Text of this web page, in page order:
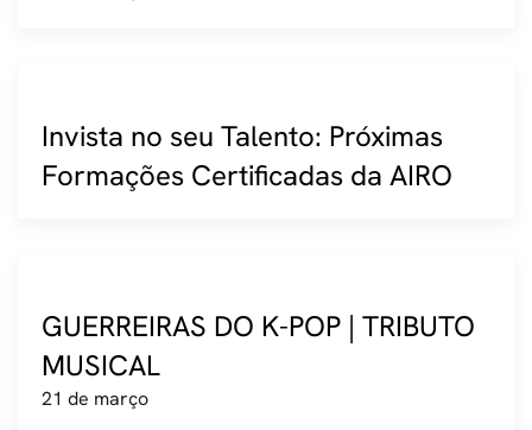
Invista no seu Talento: Próximas
Formações Certificadas da AIRO
GUERREIRAS DO K-POP | TRIBUTO
MUSICAL
21 de março